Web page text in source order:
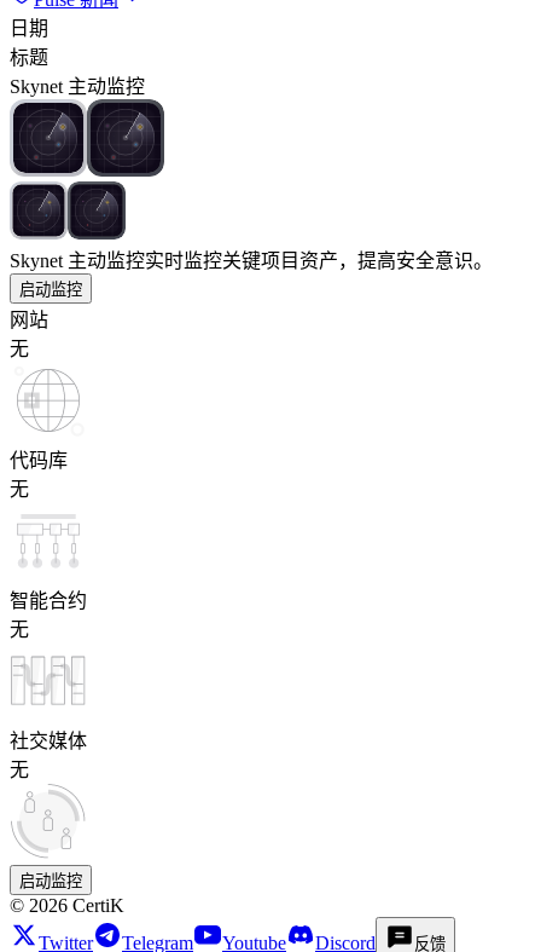
日期
标题
Skynet 主动监控
Skynet 主动监控实时监控关键项目资产，提高安全意识。
启动监控
网站
无
代码库
无
智能合约
无
社交媒体
无
启动监控
© 2026 CertiK
Twitter
Telegram Youtube Discord 反馈